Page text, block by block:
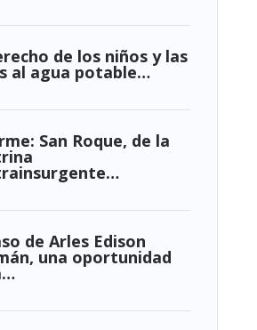
de los niños y las
al agua potable…
San Roque, de la
de Arles Edison
una oportunidad